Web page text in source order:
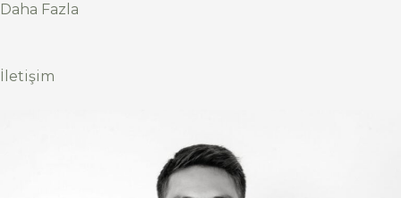
Daha Fazla
İletişim